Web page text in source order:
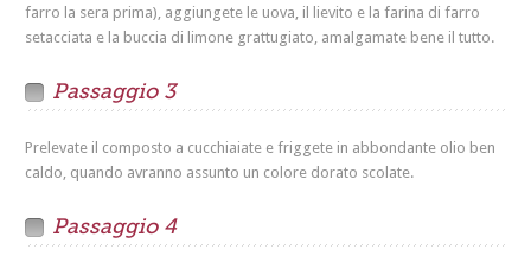
farro la sera prima), aggiungete le uova, il lievito e la farina di farro
setacciata e la buccia di limone grattugiato, amalgamate bene il tutto.
Passaggio 3
Prelevate il composto a cucchiaiate e friggete in abbondante olio ben
caldo, quando avranno assunto un colore dorato scolate.
Passaggio 4